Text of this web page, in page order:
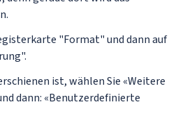
"Format" und dann auf
ist, wählen Sie «Weitere
dann: «Benutzerdefinierte